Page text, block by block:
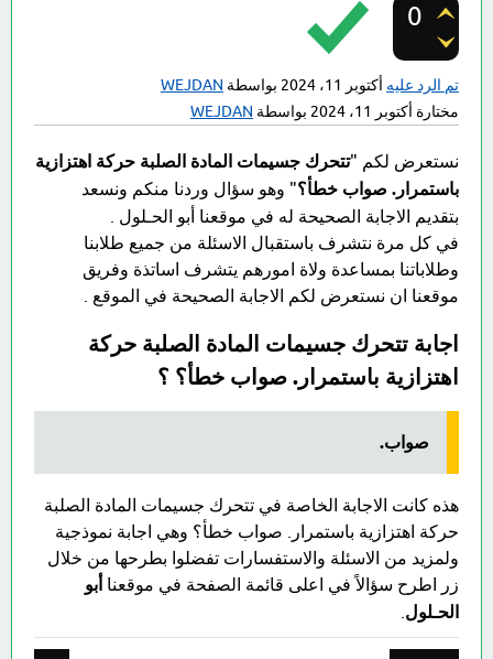
0
تم الرد عليه أكتوبر 11، 2024 بواسطة WEJDAN
مختارة أكتوبر 11، 2024 بواسطة WEJDAN
نستعرض لكم "تتحرك جسيمات المادة الصلبة حركة اهتزازية
باستمرار. صواب خطأ؟" وهو سؤال وردنا منكم ونسعد
بتقديم الاجابة الصحيحة له في موقعنا أبو الحـلول .
في كل مرة نتشرف باستقبال الاسئلة من جميع طلابنا
وطلاباتنا بمساعدة ولاة امورهم يتشرف اساتذة وفريق
موقعنا ان نستعرض لكم الاجابة الصحيحة في الموقع .
اجابة تتحرك جسيمات المادة الصلبة حركة
اهتزازية باستمرار. صواب خطأ؟ ؟
صواب.
هذه كانت الاجابة الخاصة في تتحرك جسيمات المادة الصلبة
حركة اهتزازية باستمرار. صواب خطأ؟ وهي اجابة نموذجية
ولمزيد من الاسئلة والاستفسارات تفضلوا بطرحها من خلال
زر اطرح سؤالاً في اعلى قائمة الصفحة في موقعنا أبو
الحـلول